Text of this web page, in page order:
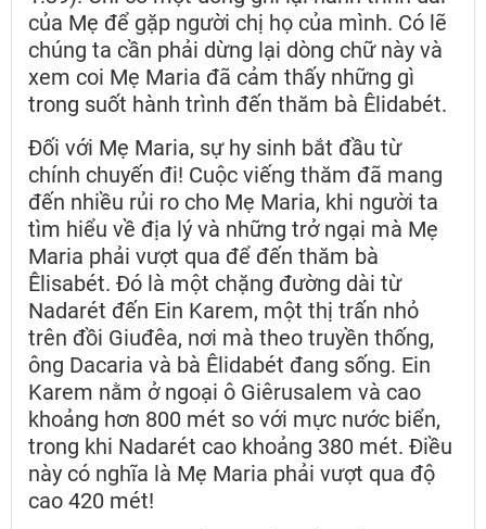
của Mẹ để gặp người chị họ của mình. Có lẽ
chúng ta cần phải dừng lại dòng chữ này và
xem coi Mẹ Maria đã cảm thấy những gì
trong suốt hành trình đến thăm bà Êlidabét.
Đối với Mẹ Maria, sự hy sinh bắt đầu từ
chính chuyến đi! Cuộc viếng thăm đã mang
đến nhiều rủi ro cho Mẹ Maria, khi người ta
tìm hiểu về địa lý và những trở ngại mà Mẹ
Maria phải vượt qua để đến thăm bà
Êlisabét. Đó là một chặng đường dài từ
Nadarét đến Ein Karem, một thị trấn nhỏ
trên đồi Giuđêa, nơi mà theo truyền thống,
ông Dacaria và bà Êlidabét đang sống. Ein
Karem nằm ở ngoại ô Giêrusalem và cao
khoảng hơn 800 mét so với mực nước biển,
trong khi Nadarét cao khoảng 380 mét. Điều
này có nghĩa là Mẹ Maria phải vượt qua độ
cao 420 mét!